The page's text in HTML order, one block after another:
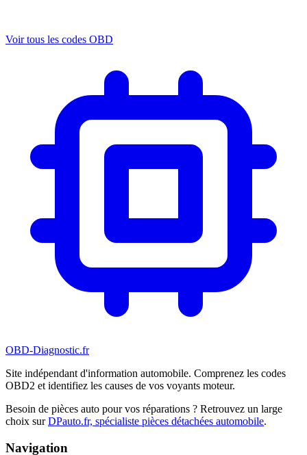
Voir tous les codes OBD
OBD-Diagnostic.fr
Site indépendant d'information automobile. Comprenez les codes
OBD2 et identifiez les causes de vos voyants moteur.
Besoin de pièces auto pour vos réparations ? Retrouvez un large
choix sur DPauto.fr, spécialiste pièces détachées automobile.
Navigation